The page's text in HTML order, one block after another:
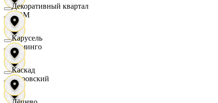
ДОМ
Доминго
Кировский
Декоративный квартал
Карусель
Каскад